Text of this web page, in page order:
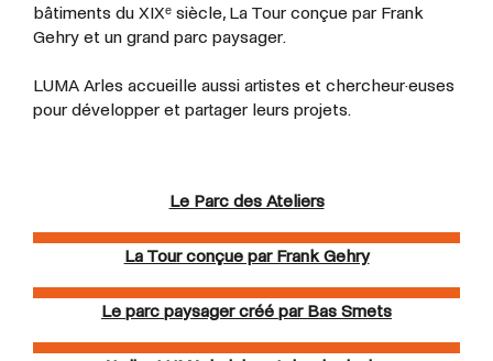
bâtiments du XIXᵉ siècle, La Tour conçue par Frank
Gehry et un grand parc paysager.
LUMA Arles accueille aussi artistes et chercheur·euses
pour développer et partager leurs projets.
Le Parc des Ateliers
La Tour conçue par Frank Gehry
Le parc paysager créé par Bas Smets